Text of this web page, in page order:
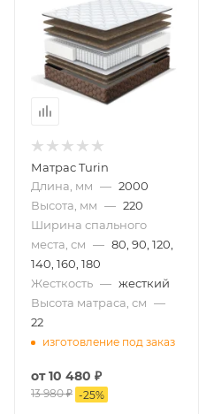
Матрас Turin
Длина, мм — 2000
Высота, мм — 220
Ширина спального
места, см — 80, 90, 120,
140, 160, 180
Жесткость — жесткий
Высота матраса, см —
22
изготовление под заказ
от10 480 ₽
13 980 ₽ -25%